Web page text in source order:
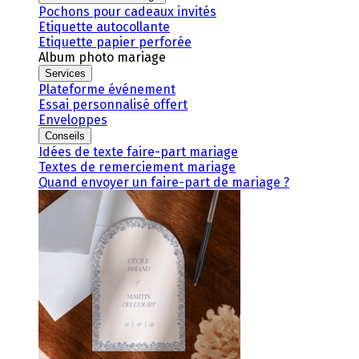
Pochons pour cadeaux invités
Etiquette autocollante
Etiquette papier perforée
Album photo mariage
Services
Plateforme événement
Essai personnalisé offert
Enveloppes
Conseils
Idées de texte faire-part mariage
Textes de remerciement mariage
Quand envoyer un faire-part de mariage ?